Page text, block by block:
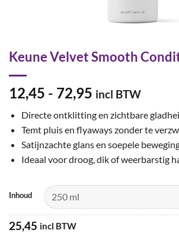
Keune Velvet Smooth
12,45 - 72,95 Prijsklasse:
tot
€72,95
incl BTW
Directe ontklitting en zichtbare
Temt pluis en flyaways zonder te
Satijnzachte glans en soepele
Ideaal voor droog, dik of weerbarstig
Inhoud
25,45 incl BTW